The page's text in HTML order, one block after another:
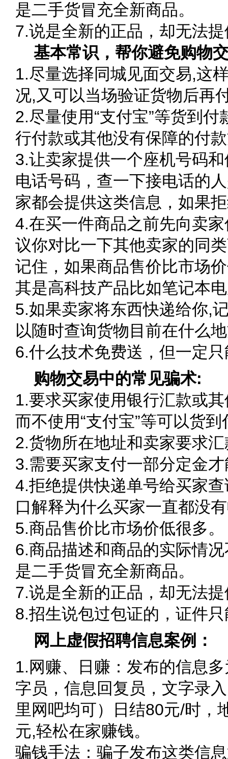
是二手货冒充全新商品。
7.说是全新的正品，却无法
基本常识，帮你避免购物
1.尽量选择同城见面交易,这
况,又可以当场验证货物后再
2.尽量使用“支付宝”等货到
行付款或其他没有保障的付
3.让卖家提供一个座机号码
电话号码，查一下接电话的
家都会提供这类信息，如果
4.在买一件商品之前先向卖
议你对比一下其他卖家的同
记住，如果商品售价比市场
其是高科技产品比如笔记本
5.如果卖家将东西快递给你,
以随时查询货物目前在什么
6.什么技术免费送，但一定
购物交易中的常见骗术:
1.要求买家使用银行汇款或
而不使用“支付宝”等可以货
2.货物所在地址和卖家要求
3.需要买家支付一部分定金
4.拒绝提供快递单号给买家
口解释为什么买家一直都没
5.商品售价比市场价低很多。
6.商品描述和商品的实际情
是二手货冒充全新商品。
7.说是全新的正品，却无法
8.招生说包过包证的，证件
网上虚假招聘信息案例：
1.网赚、日赚：发布的信息
字员，信息回复员，文字录
里网吧均可）日结80元/时，
元,轻松在家赚钱。
骗钱手法：骗子发布这类信